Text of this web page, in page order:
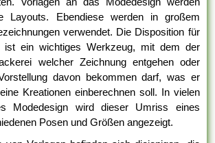
Layouts. Ebendiese werden in großem
verwendet. Die Disposition für
ist ein wichtiges Werkzeug, mit dem der
welcher Zeichnung entgehen oder
davon bekommen darf, was er
Kreationen einberechnen soll. In vielen
Modedesign wird dieser Umriss eines
Posen und Größen angezeigt.